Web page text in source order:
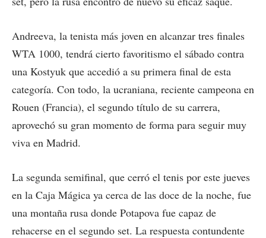
Andreeva, la tenista más joven en alcanzar tres finales
WTA 1000, tendrá cierto favoritismo el sábado contra
una Kostyuk que accedió a su primera final de esta
categoría. Con todo, la ucraniana, reciente campeona en
Rouen (Francia), el segundo título de su carrera,
aprovechó su gran momento de forma para seguir muy
viva en Madrid.
La segunda semifinal, que cerró el tenis por este jueves
en la Caja Mágica ya cerca de las doce de la noche, fue
una montaña rusa donde Potapova fue capaz de
rehacerse en el segundo set. La respuesta contundente